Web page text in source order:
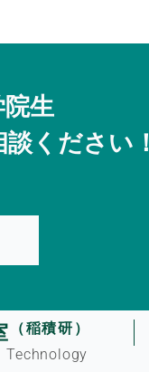
生
ください！
（稲積研）